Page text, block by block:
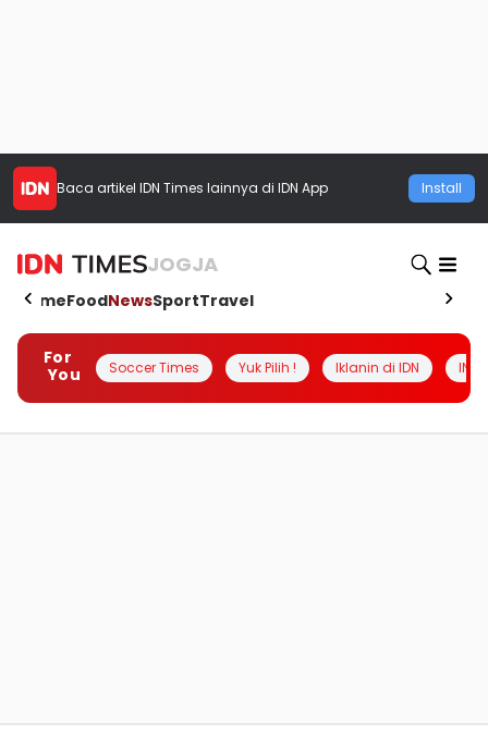
Baca artikel IDN Times lainnya di IDN App Install
JOGJA
HomeFoodNewsSportTravel
For
You
Soccer Times Yuk Pilih ! Iklanin di IDN